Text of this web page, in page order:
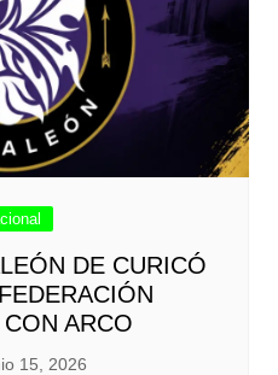
DE CURICÓ
ARCO
15, 2026